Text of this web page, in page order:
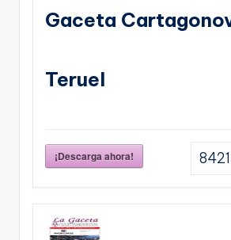
Gaceta
Teruel
¡Descarga ahora! 8421